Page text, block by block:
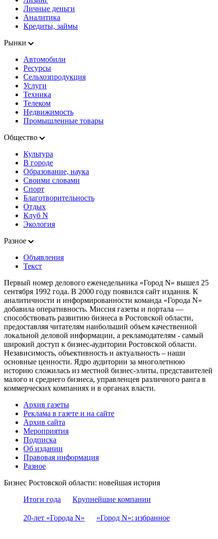
Личные деньги
Аналитика
Кредиты, займы
Рынки
Автомобили
Ресурсы
Сельхозпродукция
Услуги
Техника
Телеком
Недвижимость
Промышленные товары
Общество
Культура
В городе
Образование, наука
Своими словами
Спорт
Благотворительность
Отдых
Клуб N
Экология
Разное
Объявления
Текст
Первый номер делового еженедельника «Город N» вышел 25
сентября 1992 года. В 2000 году появился сайт издания. К
аналитичности и информированности команда «Города N»
добавила оперативность. Миссия газеты и портала —
способствовать развитию бизнеса в Ростовской области,
предоставляя читателям наибольший объем качественной
локальной деловой информации, а рекламодателям - самый
широкий доступ к бизнес-аудитории Ростовской области.
Независимость, объективность и актуальность – наши
основные ценности. Ядро аудитории за многолетнюю
историю сложилась из местной бизнес-элиты, представителей
малого и среднего бизнеса, управленцев различного ранга в
коммерческих компаниях и в органах власти.
Архив газеты
Реклама в газете и на сайте
Архив сайта
Мероприятия
Подписка
Об издании
Правовая информация
Разное
Бизнес Ростовской области: новейшая история
Итоги года
Крупнейшие компании
20-лет «Города N» «Город N»: избранное